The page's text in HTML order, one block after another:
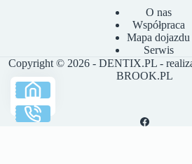
O nas
Współpraca
Mapa dojazdu
Serwis
Copyright © 2026 - DENTIX.PL -
BROOK.PL